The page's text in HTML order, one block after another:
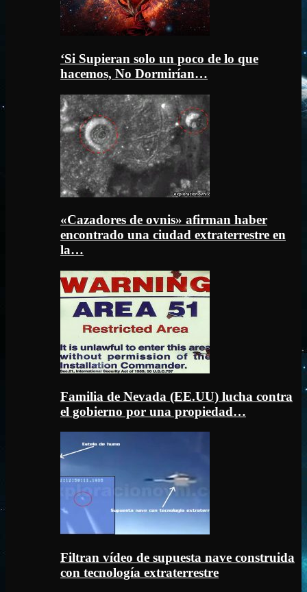
‘Si Supieran solo un poco de lo que
hacemos, No Dormirían…
«Cazadores de ovnis» afirman haber
encontrado una ciudad extraterrestre en
la…
Familia de Nevada (EE.UU) lucha contra
el gobierno por una propiedad…
Filtran vídeo de supuesta nave construida
con tecnología extraterrestre